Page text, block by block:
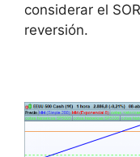
considerar el
reversión.